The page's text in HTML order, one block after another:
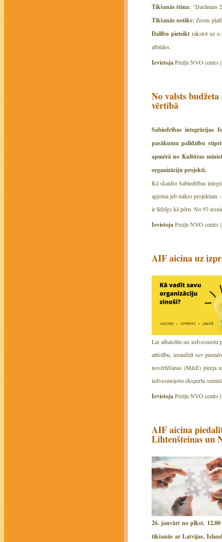
Tikšanās tēma: "Darāmais
Tikšanās notiks: Zoom
Dalību pieteikt rakstot uz
atbildes.
IevietojaPreiļu NVO centrs |
No valsts
vērtībā
Sabiedrības integrācijas
pasākumu palīdzību
apmērā no Kultūras
organizāciju projekti.
Kā skaidro Sabiedrības
apjoma jeb mikro projektam
ir līdzīgs kā pērn. No 93
IevietojaPreiļu NVO centrs |
AIF aicina uz
Lai atbalstītu un iedvesmotu
attīstību, ieraudzīt sev
novērtēšanas (M&E) pieeja
iedvesmojošu ekspertu
IevietojaPreiļu NVO centrs |
AIF aicina
Lihtenšteinas un
26. janvārī no plkst.
tikšanās ar Latvijas,